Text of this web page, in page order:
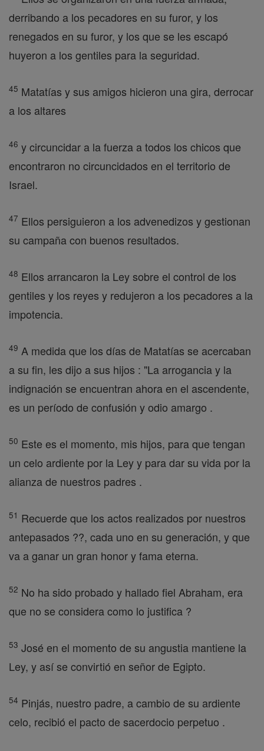
derribando a los pecadores en su furor, y los
renegados en su furor, y los que se les escapó
huyeron a los gentiles para la seguridad.
45 Matatías y sus amigos hicieron una gira, derrocar
a los altares
46 y circuncidar a la fuerza a todos los chicos que
encontraron no circuncidados en el territorio de
Israel.
47 Ellos persiguieron a los advenedizos y gestionan
su campaña con buenos resultados.
48 Ellos arrancaron la Ley sobre el control de los
gentiles y los reyes y redujeron a los pecadores a la
impotencia.
49 A medida que los días de Matatías se acercaban
a su fin, les dijo a sus hijos : "La arrogancia y la
indignación se encuentran ahora en el ascendente,
es un período de confusión y odio amargo .
50 Este es el momento, mis hijos, para que tengan
un celo ardiente por la Ley y para dar su vida por la
alianza de nuestros padres .
51 Recuerde que los actos realizados por nuestros
antepasados ??, cada uno en su generación, y que
va a ganar un gran honor y fama eterna.
52 No ha sido probado y hallado fiel Abraham, era
que no se considera como lo justifica ?
53 José en el momento de su angustia mantiene la
Ley, y así se convirtió en señor de Egipto.
54 Pinjás, nuestro padre, a cambio de su ardiente
celo, recibió el pacto de sacerdocio perpetuo .